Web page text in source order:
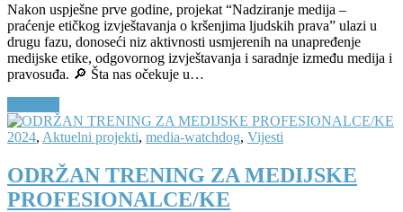
Nakon uspješne prve godine, projekat “Nadziranje medija –
praćenje etičkog izvještavanja o kršenjima ljudskih prava” ulazi u
drugu fazu, donoseći niz aktivnosti usmjerenih na unapređenje
medijske etike, odgovornog izvještavanja i saradnje između medija i
pravosuđa. 🔎 Šta nas očekuje u…
2024, Aktuelni projekti, media-watchdog, Vijesti
ODRŽAN TRENING ZA MEDIJSKE
PROFESIONALCE/KE